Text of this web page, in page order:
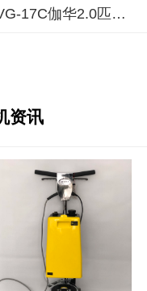
KVG-17C伽华2.0匹石材翻新机
资讯